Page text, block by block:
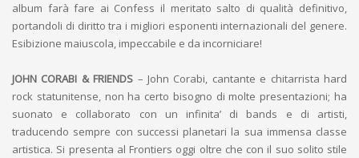
album farà fare ai Confess il meritato salto di qualità definitivo,
portandoli di diritto tra i migliori esponenti internazionali del genere.
Esibizione maiuscola, impeccabile e da incorniciare!
JOHN CORABI & FRIENDS – John Corabi, cantante e chitarrista hard
rock statunitense, non ha certo bisogno di molte presentazioni; ha
suonato e collaborato con un infinita’ di bands e di artisti,
traducendo sempre con successi planetari la sua immensa classe
artistica. Si presenta al Frontiers oggi oltre che con il suo solito stile